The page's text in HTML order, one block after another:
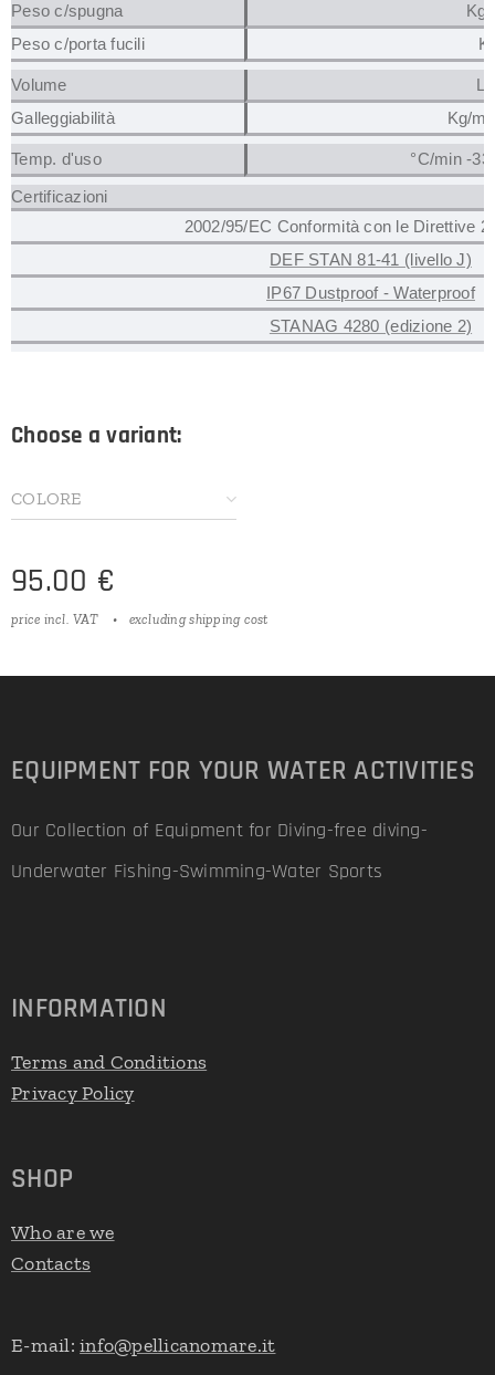
Peso c/spugna
Kg
Peso c/porta fucili
Volume
Lt
Galleggiabilità
Kg/
Temp. d'uso
°C/min -
Certificazioni
2002/95/EC Conformità con le Direttive
DEF STAN 81-41 (livello J)
IP67 Dustproof - Waterproof
STANAG 4280 (edizione 2)
Choose a variant:
COLORE
95.00 €
price incl. VAT excluding shipping cost
EQUIPMENT FOR YOUR WATER ACTIVITIES
Our Collection of Equipment for Diving-free diving-
Underwater Fishing-Swimming-Water Sports
INFORMATION
Terms and Conditions
Privacy Policy
SHOP
Who are we
Contacts
E-mail:info@pellicanomare.it